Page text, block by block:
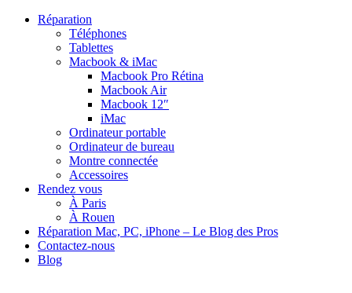
Réparation
Téléphones
Tablettes
Macbook & iMac
Macbook Pro Rétina
Macbook Air
Macbook 12″
iMac
Ordinateur portable
Ordinateur de bureau
Montre connectée
Accessoires
Rendez vous
À Paris
À Rouen
Réparation Mac, PC, iPhone – Le Blog des Pros
Contactez-nous
Blog